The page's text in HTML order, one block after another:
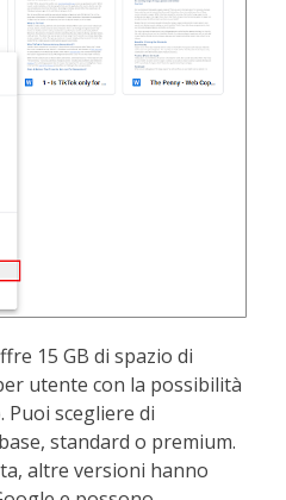
15 GB di spazio di
utente con la possibilità
Puoi scegliere di
standard o premium.
altre versioni hanno